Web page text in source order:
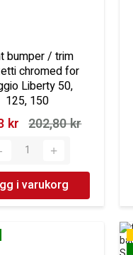
bumper / trim
chromed for
Liberty 50,
125, 150
kr‎ 202,80 kr‎
i varukorg